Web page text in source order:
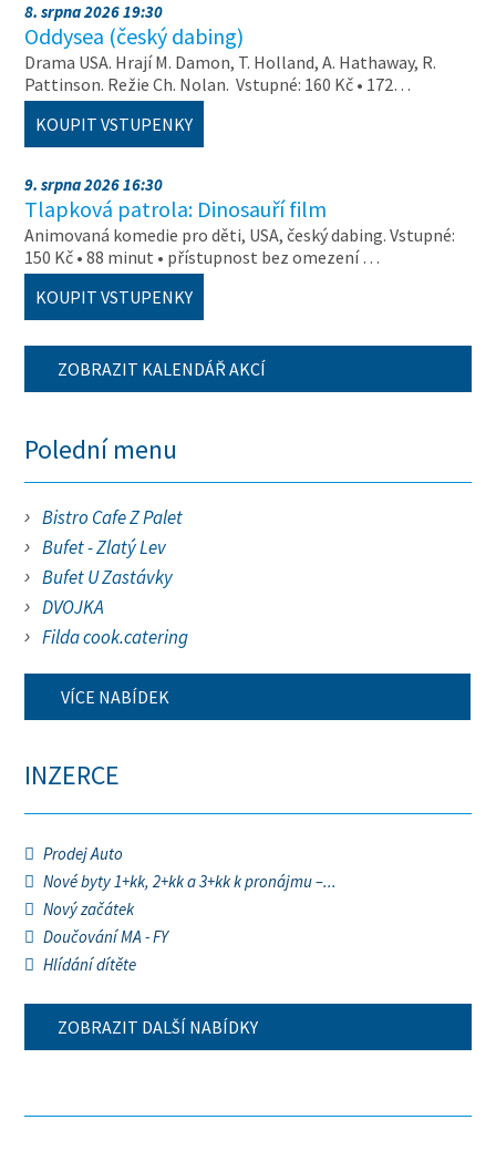
8. srpna 2026 19:30
Oddysea (český dabing)
Drama USA. Hrají M. Damon, T. Holland, A. Hathaway, R.
Pattinson. Režie Ch. Nolan. Vstupné: 160 Kč • 172…
KOUPIT VSTUPENKY
9. srpna 2026 16:30
Tlapková patrola: Dinosauří film
Animovaná komedie pro děti, USA, český dabing. Vstupné:
150 Kč • 88 minut • přístupnost bez omezení …
KOUPIT VSTUPENKY
ZOBRAZIT KALENDÁŘ AKCÍ
Polední menu
Bistro Cafe Z Palet
Bufet - Zlatý Lev
Bufet U Zastávky
DVOJKA
Filda cook.catering
VÍCE NABÍDEK
INZERCE
Prodej Auto
Nové byty 1+kk, 2+kk a 3+kk k pronájmu –...
Nový začátek
Doučování MA - FY
Hlídání dítěte
ZOBRAZIT DALŠÍ NABÍDKY